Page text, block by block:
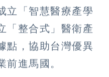
立「智慧醫療產學
「整合式」醫衛產
點，協助台灣優異
前進馬國。